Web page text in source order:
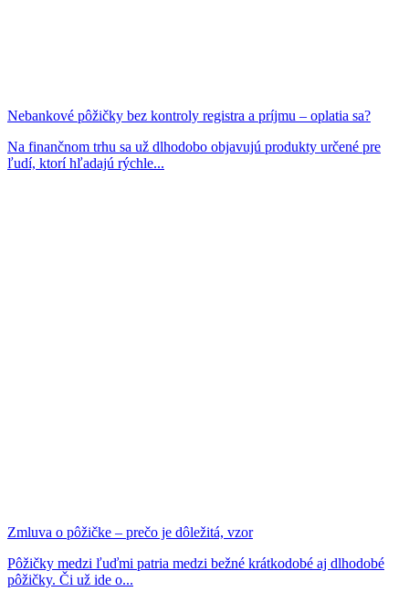
Nebankové pôžičky bez kontroly registra a príjmu – oplatia sa?
Na finančnom trhu sa už dlhodobo objavujú produkty určené pre
ľudí, ktorí hľadajú rýchle...
Zmluva o pôžičke – prečo je dôležitá, vzor
Pôžičky medzi ľuďmi patria medzi bežné krátkodobé aj dlhodobé
pôžičky. Či už ide o...